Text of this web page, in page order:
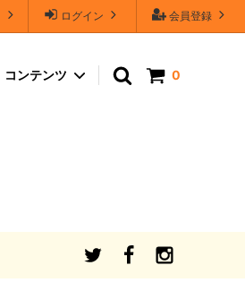
会員登録
ログイン
0
コンテンツ